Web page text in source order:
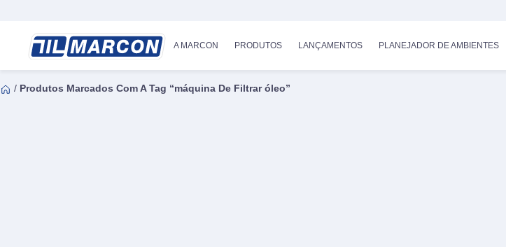
A MARCON PRODUTOS LANÇAMENTOS PLANEJADOR DE AMBIENTES
/ Produtos Marcados Com A Tag “máquina De Filtrar óleo”